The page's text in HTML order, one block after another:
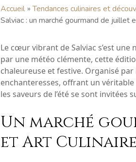
Accueil
Tendances culinaires et
Salviac : un marché gourmand de
Le cœur vibrant de Salviac s’est
par une météo clémente, cette
chaleureuse et festive. Organisé
enchanteresses, offrant un
les saveurs de l’été se sont
Un marché
et Art